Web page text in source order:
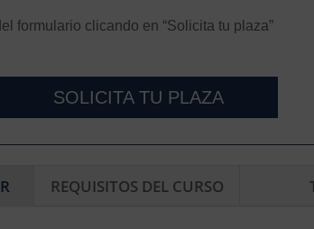
formulario clicando en “Solicita tu plaza”
SOLICITA TU PLAZA
REQUISITOS DEL CURSO